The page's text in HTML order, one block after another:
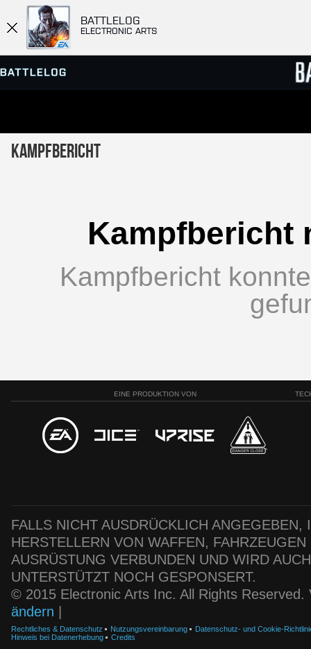
BATTLELOG
ELECTRONIC ARTS
SERVER-BROWSER
Kampfbericht
Kampfbericht
Kampfbericht
EINE PRODUKTION VON
FALLS NICHT AUSDRÜCKLICH
HERSTELLERN VON WAFFEN,
AUSRÜSTUNG VERBUNDEN UND WIRD
UNTERSTÜTZT NOCH GESPONSERT.
© 2015 Electronic Arts Inc. All Rights
ändern
Rechtliches & Datenschutz Nutzungsvereinbarung
Datenschutz- und Cookie-
Hinweis bei Datenerhebung
Credits